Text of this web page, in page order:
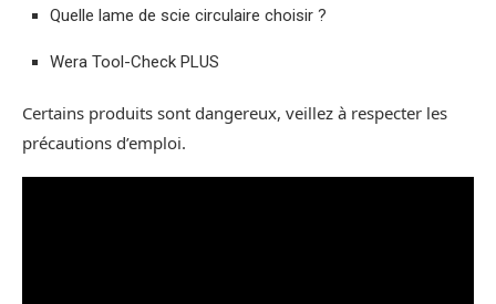
Quelle lame de scie circulaire choisir ?
Wera Tool-Check PLUS
Certains produits sont dangereux, veillez à respecter les
précautions d’emploi.